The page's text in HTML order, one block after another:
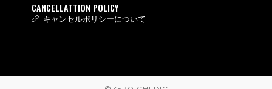
CANCELLATTION POLICY
キャンセルポリシーについて